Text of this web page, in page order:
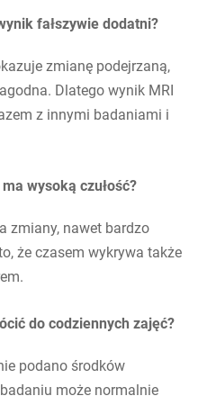
fałszywie dodatni?
zmianę podejrzaną,
Dlatego wynik MRI
z innymi badaniami i
wysoką czułość?
zmiany, nawet bardzo
że czasem wykrywa także
do codziennych zajęć?
podano środków
może normalnie